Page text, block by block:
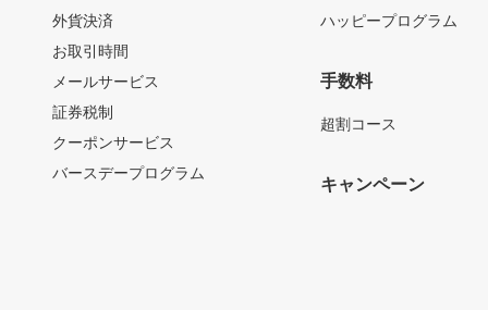
外貨決済
お取引時間
メールサービス
証券税制
クーポンサービス
バースデープログラム
ハッピープログラム
手数料
超割コース
キャンペーン